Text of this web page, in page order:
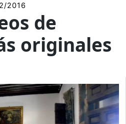
2016
de
originales